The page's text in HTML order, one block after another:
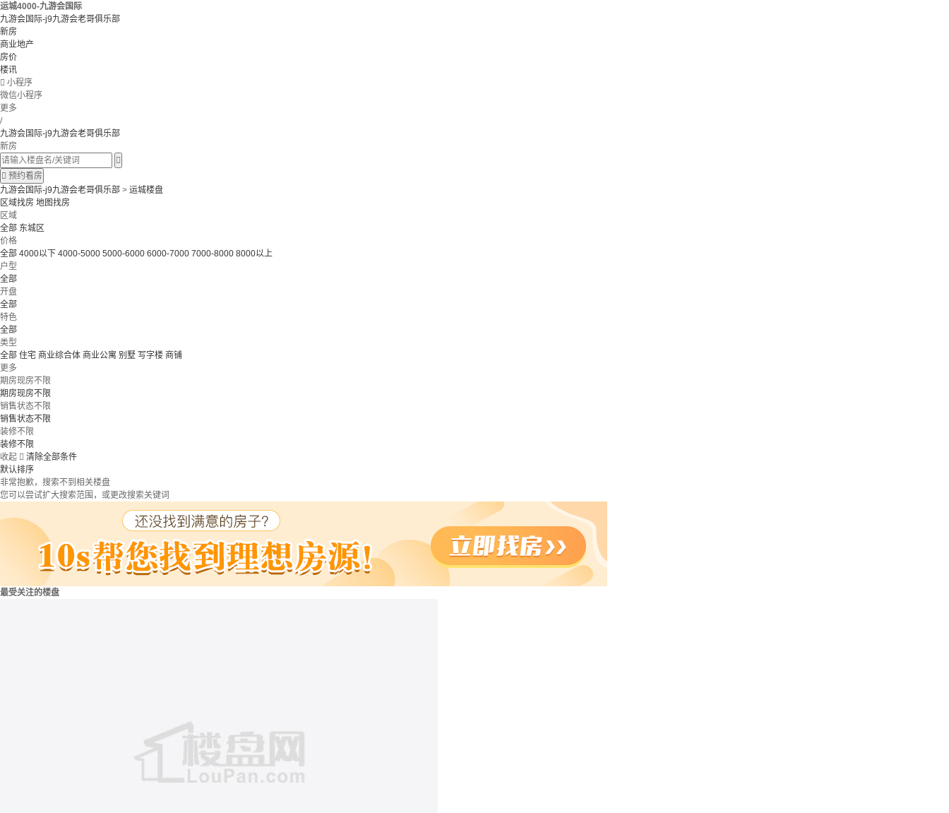
运城4000-九游会国际
九游会国际-j9九游会老哥俱乐部
新房
商业地产
房价
楼讯
 小程序
微信小程序
更多
/
九游会国际-j9九游会老哥俱乐部
新房

 预约看房
九游会国际-j9九游会老哥俱乐部 > 运城楼盘
区域找房 地图找房
区域
全部 东城区
价格
全部 4000以下 4000-5000 5000-6000 6000-7000 7000-8000 8000以上
户型
全部
开盘
全部
特色
全部
类型
全部 住宅 商业综合体 商业公寓 别墅 写字楼 商铺
更多
期房现房不限
期房现房不限
销售状态不限
销售状态不限
装修不限
装修不限
收起  清除全部条件
默认排序
非常抱歉，搜索不到相关楼盘
您可以尝试扩大搜索范围，或更改搜索关键词
最受关注的楼盘